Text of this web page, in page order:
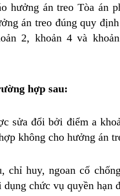
hưởng án treo Tòa án
án treo đúng quy
2, khoản 4 và
hợp sau:
sửa đổi bởi điểm a
không cho hưởng án
huy, ngoan cố
chức vụ quyền hạn